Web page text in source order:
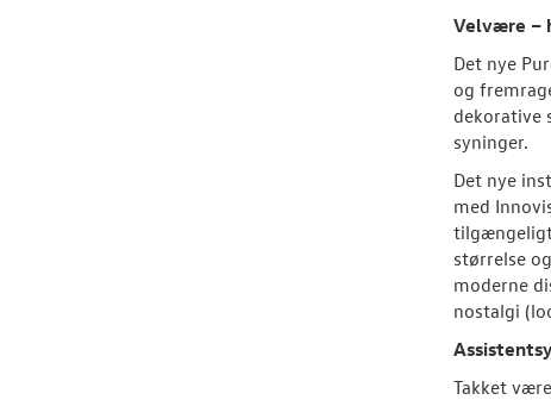
Velvære –
Det nye
og
dekorative
syninger.
Det nye
med
tilgængeligt
størrelse
moderne
nostalgi
Takket